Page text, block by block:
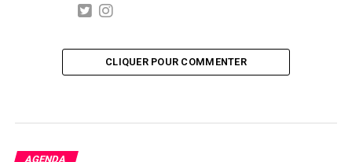
CLIQUER POUR COMMENTER
AGENDA